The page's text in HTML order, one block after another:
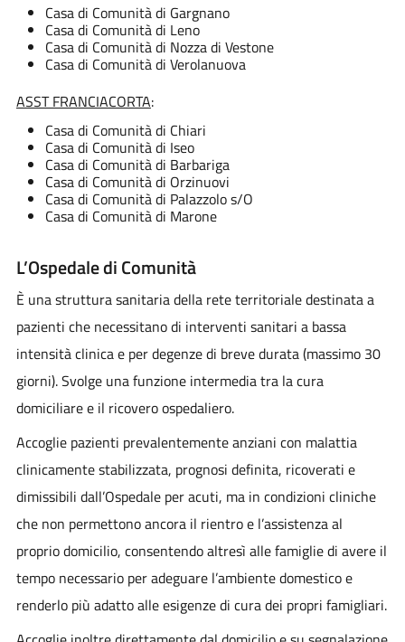
Casa di Comunità di Gargnano
Casa di Comunità di Leno
Casa di Comunità di Nozza di Vestone
Casa di Comunità di Verolanuova
ASST FRANCIACORTA:
Casa di Comunità di Chiari
Casa di Comunità di Iseo
Casa di Comunità di Barbariga
Casa di Comunità di Orzinuovi
Casa di Comunità di Palazzolo s/O
Casa di Comunità di Marone
L’Ospedale di Comunità
È una struttura sanitaria della rete territoriale destinata a
pazienti che necessitano di interventi sanitari a bassa
intensità clinica e per degenze di breve durata (massimo 30
giorni). Svolge una funzione intermedia tra la cura
domiciliare e il ricovero ospedaliero.
Accoglie pazienti prevalentemente anziani con malattia
clinicamente stabilizzata, prognosi definita, ricoverati e
dimissibili dall’Ospedale per acuti, ma in condizioni cliniche
che non permettono ancora il rientro e l’assistenza al
proprio domicilio, consentendo altresì alle famiglie di avere il
tempo necessario per adeguare l’ambiente domestico e
renderlo più adatto alle esigenze di cura dei propri famigliari.